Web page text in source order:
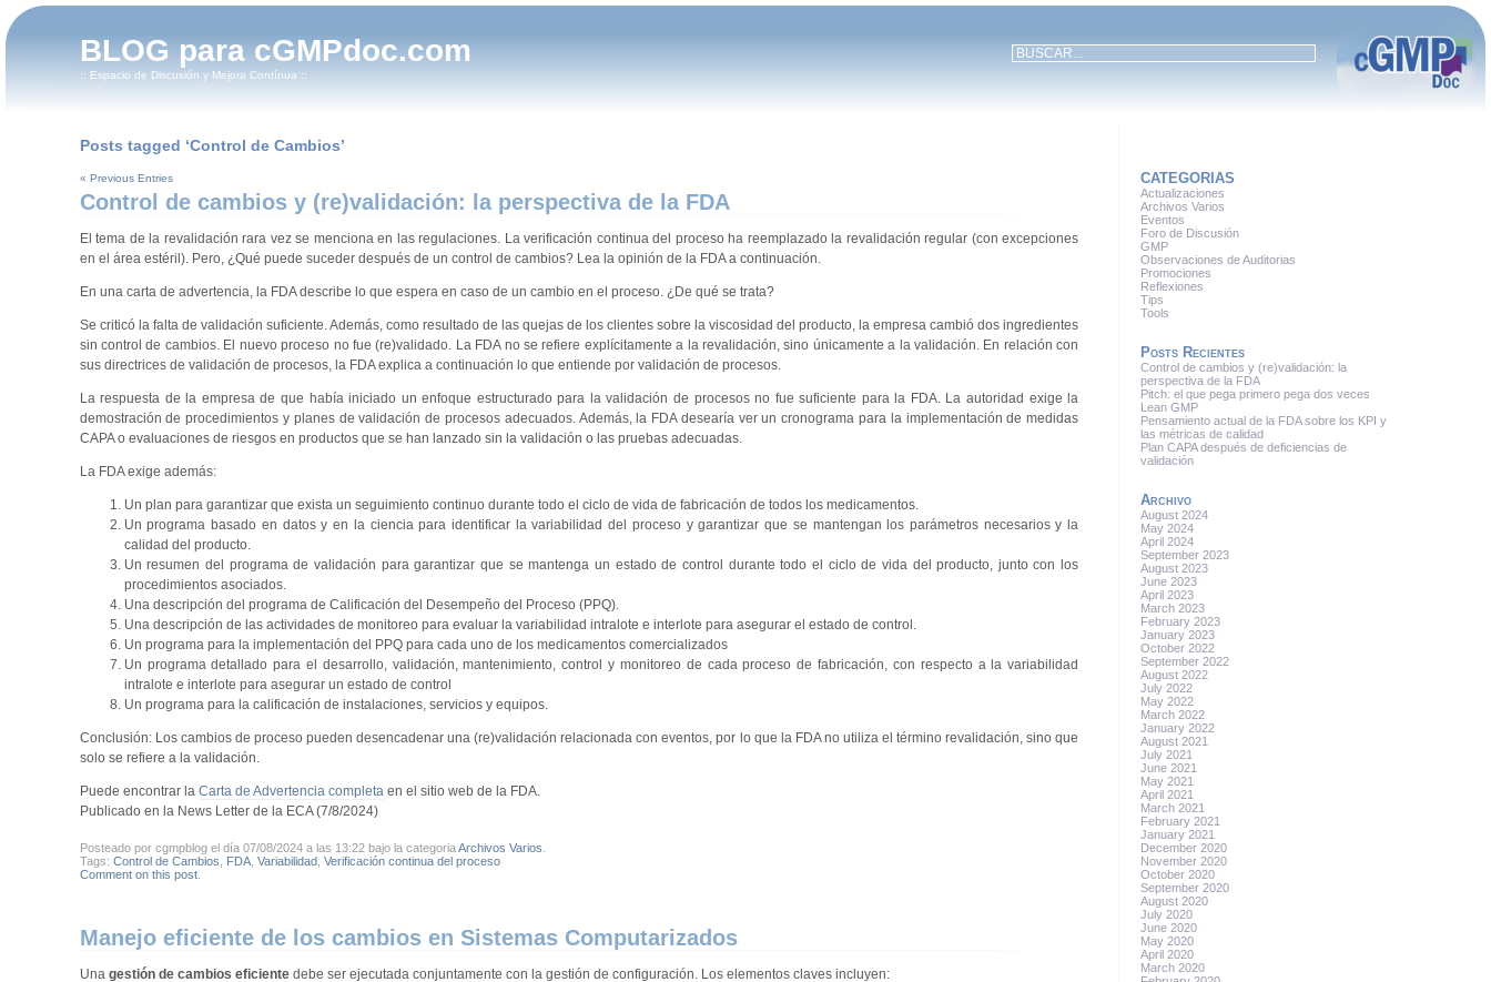
BLOG para cGMPdoc.com
:: Espacio de Discusión y Mejora Contínua ::
Posts tagged ‘Control de Cambios’
« Previous Entries
Control de cambios y (re)validación: la perspectiva de la FDA
El tema de la revalidación rara vez se menciona en las regulaciones. La verificación continua del proceso ha reemplazado la revalidación regular (con excepciones
en el área estéril). Pero, ¿Qué puede suceder después de un control de cambios? Lea la opinión de la FDA a continuación.
En una carta de advertencia, la FDA describe lo que espera en caso de un cambio en el proceso. ¿De qué se trata?
Se criticó la falta de validación suficiente. Además, como resultado de las quejas de los clientes sobre la viscosidad del producto, la empresa cambió dos ingredientes
sin control de cambios. El nuevo proceso no fue (re)validado. La FDA no se refiere explícitamente a la revalidación, sino únicamente a la validación. En relación con
sus directrices de validación de procesos, la FDA explica a continuación lo que entiende por validación de procesos.
La respuesta de la empresa de que había iniciado un enfoque estructurado para la validación de procesos no fue suficiente para la FDA. La autoridad exige la
demostración de procedimientos y planes de validación de procesos adecuados. Además, la FDA desearía ver un cronograma para la implementación de medidas
CAPA o evaluaciones de riesgos en productos que se han lanzado sin la validación o las pruebas adecuadas.
La FDA exige además:
Un plan para garantizar que exista un seguimiento continuo durante todo el ciclo de vida de fabricación de todos los medicamentos.
Un programa basado en datos y en la ciencia para identificar la variabilidad del proceso y garantizar que se mantengan los parámetros necesarios y la
calidad del producto.
Un resumen del programa de validación para garantizar que se mantenga un estado de control durante todo el ciclo de vida del producto, junto con los
procedimientos asociados.
Una descripción del programa de Calificación del Desempeño del Proceso (PPQ).
Una descripción de las actividades de monitoreo para evaluar la variabilidad intralote e interlote para asegurar el estado de control.
Un programa para la implementación del PPQ para cada uno de los medicamentos comercializados
Un programa detallado para el desarrollo, validación, mantenimiento, control y monitoreo de cada proceso de fabricación, con respecto a la variabilidad
intralote e interlote para asegurar un estado de control
Un programa para la calificación de instalaciones, servicios y equipos.
Conclusión: Los cambios de proceso pueden desencadenar una (re)validación relacionada con eventos, por lo que la FDA no utiliza el término revalidación, sino que
solo se refiere a la validación.
Puede encontrar la Carta de Advertencia completaen el sitio web de la FDA.
Publicado en la News Letter de la ECA (7/8/2024)
Posteado por cgmpblog el día 07/08/2024 a las 13:22 bajo la categoriaArchivos Varios
Tags: Control de Cambios FDA, Variabilidad, Verificación continua del proceso
Comment on this post.
Manejo eficiente de los cambios en Sistemas Computarizados
Una gestión de cambios eficientedebe ser ejecutada conjuntamente con la gestión de configuración. Los elementos claves incluyen:
CATEGORIAS
Actualizaciones
Archivos Varios
Eventos
Foro de Discusión
GMP
Observaciones de Auditorias
Promociones
Reflexiones
Tips
Tools
Posts Recientes
Control de cambios y (re)validación: la
perspectiva de la FDA
Pitch: el que pega primero pega dos veces
Lean GMP
Pensamiento actual de la FDA sobre los KPI y
las métricas de calidad
Plan CAPA después de deficiencias de
validación
Archivo
August 2024
May 2024
April 2024
September 2023
August 2023
June 2023
April 2023
March 2023
February 2023
January 2023
October 2022
September 2022
August 2022
July 2022
May 2022
March 2022
January 2022
August 2021
July 2021
June 2021
May 2021
April 2021
March 2021
February 2021
January 2021
December 2020
November 2020
October 2020
September 2020
August 2020
July 2020
June 2020
May 2020
April 2020
March 2020